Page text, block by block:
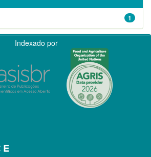
1
Indexado por